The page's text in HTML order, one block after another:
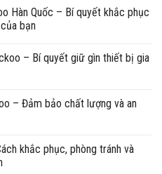
Hàn Quốc – Bí quyết khắc phục
bạn
– Bí quyết giữ gìn thiết bị gia
– Đảm bảo chất lượng và an
khắc phục, phòng tránh và